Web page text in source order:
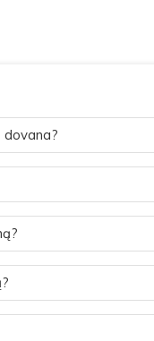
dovana?